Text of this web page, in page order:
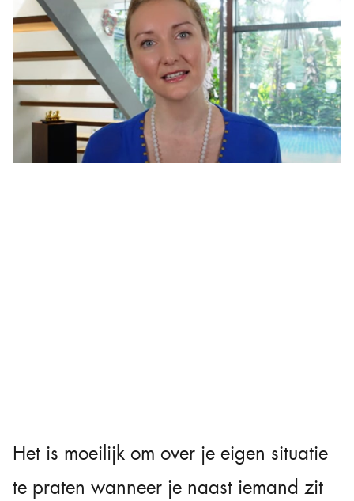
Het is moeilijk om over je eigen situatie
te praten wanneer je naast iemand zit